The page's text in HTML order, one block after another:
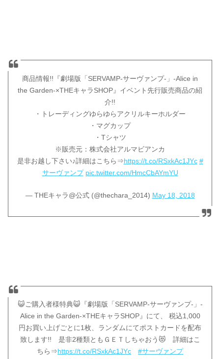
商品情報!!『劇場版「SERVAMP-サーヴァンプ-」-Alice in
the Garden-×THEキャラSHOP』イベント先行販売商品の紹
介!!
・トレーディングゆらゆらアクリルキーホルダー
・マグカップ
・Tシャツ
※販売元：株式会社アルマビアンカ
是非お越し下さい♪詳細はこちら⇒https://t.co/RSxkAc1JYc #
サーヴァンプ pic.twitter.com/HmcCbAYmYU
— THEキャラ@公式 (@thechara_2014) May 18, 2018
😺ご購入者様特典😺『劇場版「SERVAMP-サーヴァンプ-」-
Alice in the Garden-×THEキャラSHOP』にて、 税込1,000
円お買い上げごとに1枚、ランダムにてポストカードを配布
致します!! 是非2種類ともＧＥＴしちゃおう😻 詳細はこ
ちら⇒https://t.co/RSxkAc1JYc #サーヴァンプ